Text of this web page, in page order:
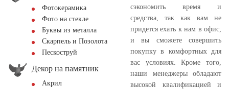
Фотокерамика
Фото на стекле
Буквы из металла
Скарпель и Позолота
Пескоструй
Декор на памятник
Акрил
сэкономить время и
средства, так как вам не
придется ехать к нам в офис,
и вы сможете совершить
покупку в комфортных для
вас условиях. Кроме того,
наши менеджеры обладают
высокой квалификацией и